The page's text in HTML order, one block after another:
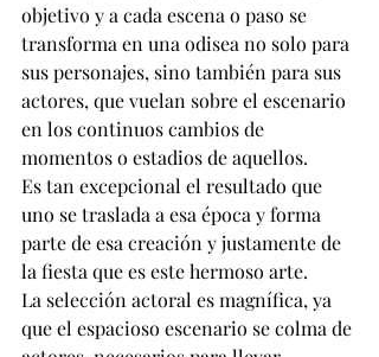
objetivo y a cada escena o paso se
transforma en una odisea no solo para
sus personajes, sino también para sus
actores, que vuelan sobre el escenario
en los continuos cambios de
momentos o estadios de aquellos.
Es tan excepcional el resultado que
uno se traslada a esa época y forma
parte de esa creación y justamente de
la fiesta que es este hermoso arte.
La selección actoral es magnífica, ya
que el espacioso escenario se colma de